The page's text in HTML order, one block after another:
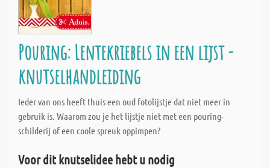
Pouring: Lentekriebels in een lijst -
knutselhandleiding
Ieder van ons heeft thuis een oud fotolijstje dat niet meer in
gebruik is. Waarom zou je het lijstje niet met een pouring-
schilderij of een coole spreuk oppimpen?
Voor dit knutselidee hebt u nodig